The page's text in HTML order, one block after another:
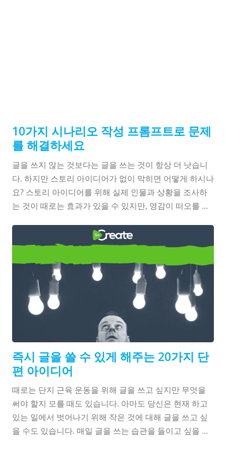
해결하세요
10가지 시나리오 작성 프롬프트로 문제
를 해결하세요
글을 쓰지 않는 것보다는 글을 쓰는 것이 항상 더 낫습니
다. 하지만 스토리 아이디어가 없이 막히면 어떻게 하시나
요? 스토리 아이디어를 위해 실제 인물과 상황을 조사하
는 것이 때로는 효과가 있을 수 있지만, 영감이 떠오를 때
고치게 만들 수도 있습니다. 글쎄요, 몇 가지 작문 프롬프
트를 직접 시도해 보시는 것을 제안해 드릴까요? 시나리
오 아이디어를 생성하는 능력이 부족할 때 창의적인 글쓰
기 프롬프트가 매우 도움이 될 수 있습니다. 이러한 스토
리 아이디어는 줄거리와 등장인물을 다른 관점에서 보는
데 도움이 될 수 있습니다. 아래는 ...
즉시 글쓰기에 도움이 되는 20가
지 단편 아이디어
즉시 글을 쓸 수 있게 해주는 20가지 단
편 아이디어
때로는 단지 근육 운동을 위해 글을 쓰고 싶지만 무엇을
써야 할지 모를 때도 있습니다. 아마도 당신은 현재 하고
있는 일에서 벗어나기 위해 작은 것에 대해 글을 쓰고 싶
을 수도 있습니다. 매일 글을 쓰는 습관을 들이고 싶을 수